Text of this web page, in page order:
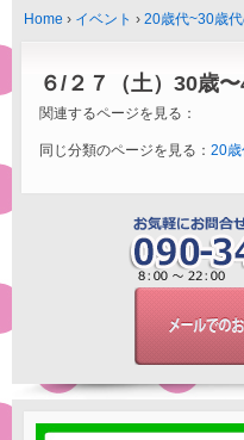
Home › イベント › 20歳代~30歳
６/２７（土）30歳
関連するページを見る：
同じ分類のページを見る： 20